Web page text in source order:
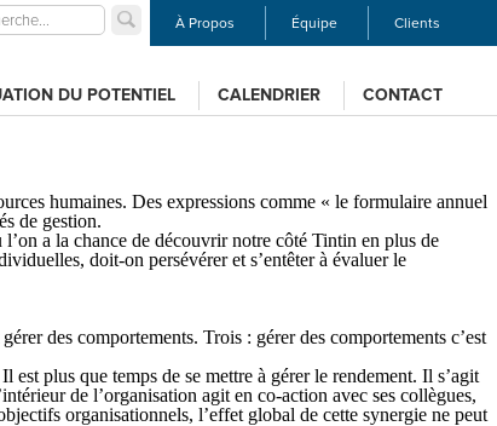
À Propos Équipe Clients
DU POTENTIEL CALENDRIER
CONTACT
humaines. Des expressions comme « le formulaire annuel
de gestion.
a la chance de découvrir notre côté Tintin en plus de
doit-on persévérer et s’entêter à évaluer le
des comportements. Trois : gérer des comportements c’est
plus que temps de se mettre à gérer le rendement. Il s’agit
de l’organisation agit en co-action avec ses collègues,
organisationnels, l’effet global de cette synergie ne peut